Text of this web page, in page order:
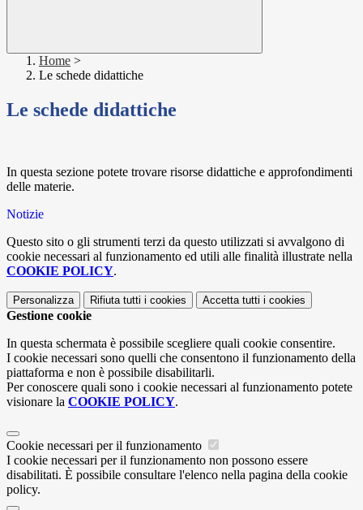
Home >
Le schede didattiche
Le schede didattiche
In questa sezione potete trovare risorse didattiche e approfondimenti
delle materie.
Notizie
Questo sito o gli strumenti terzi da questo utilizzati si avvalgono di
cookie necessari al funzionamento ed utili alle finalità illustrate nella
COOKIE POLICY.
Personalizza Rifiuta tutti i cookies Accetta tutti i cookies
Gestione cookie
In questa schermata è possibile scegliere quali cookie consentire.
I cookie necessari sono quelli che consentono il funzionamento della
piattaforma e non è possibile disabilitarli.
Per conoscere quali sono i cookie necessari al funzionamento potete
visionare la COOKIE POLICY.
Cookie necessari per il funzionamento
I cookie necessari per il funzionamento non possono essere
disabilitati. È possibile consultare l'elenco nella pagina della cookie
policy.